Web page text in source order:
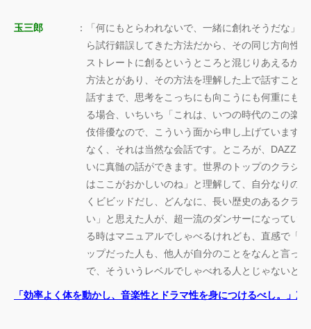
玉三郎 ：
「何にもとらわれないで、一緒に創れそうだな」
ら試行錯誤してきた方法だから、その同じ方向性
ストレートに創るというところと混じりあえるか
方法とがあり、その方法を理解した上で話すこと
話すまで、思考をこっちにも向こうにも何重にも
る場合、いちいち「これは、いつの時代のこの楽
伎俳優なので、こういう面から申し上げています
なく、それは当然な会話です。ところが、
いに真髄の話ができます。世界のトップのクラシ
はここがおかしいのね」と理解して、自分なりの
くビビッドだし、どんなに、長い歴史のあるクラ
い」と思えた人が、超一流のダンサーになってい
る時はマニュアルでしゃべるけれども、直感で「
ップだった人も、他人が自分のことをなんと言っ
で、そういうレベルでしゃべれる人とじゃないと
「効率よく体を動かし、音楽性とドラマ性を身につけるべし。」次